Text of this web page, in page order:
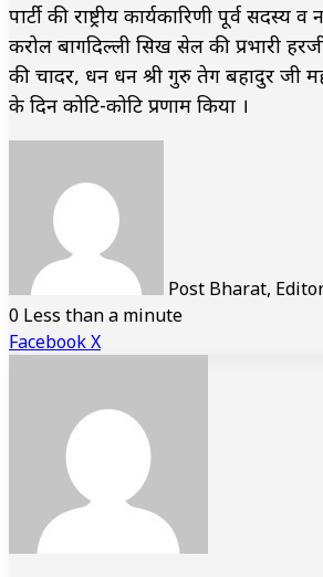
पार्टी की राष्ट्रीय कार्यकारिणी पूर्व सदस्य व
करोल बागदिल्ली सिख सेल की प्रभारी
की चादर, धन धन श्री गुरु तेग बहादुर जी
के दिन कोटि-कोटि प्रणाम किया ।
Post Bharat,
0 Less than a minute
FacebookXLinkedIn
Tumblr
Pinterest
Reddit
VKontakte
Share
Print